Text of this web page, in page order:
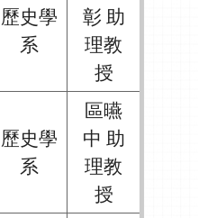
歷史學
系
彰 助
理教
授
歷史學
系
區曣
中 助
理教
授